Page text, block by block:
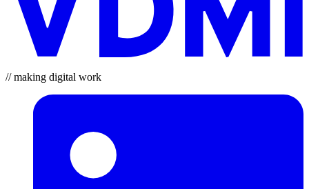
// making digital work